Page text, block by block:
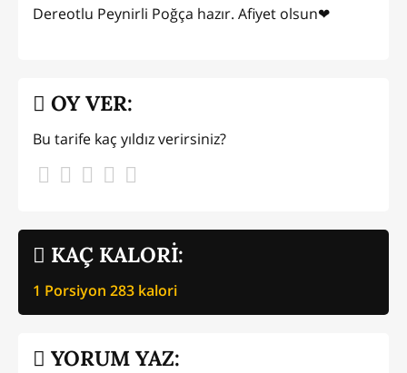
Dereotlu Peynirli Poğça hazır. Afiyet olsun❤
KAÇ KALORİ:
1 Porsiyon 283 kalori
OY VER:
Bu tarife kaç yıldız verirsiniz?
YORUM YAZ: